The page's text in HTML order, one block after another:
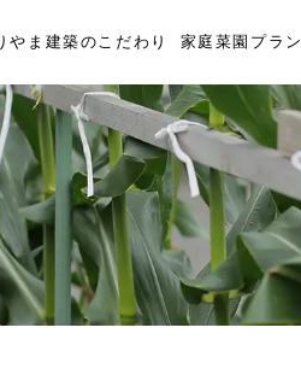
やま建築のこだわり 家庭菜園プラン